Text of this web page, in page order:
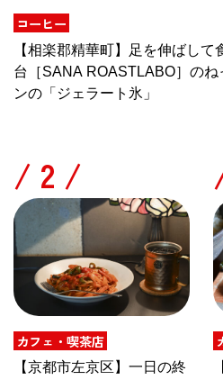
コーヒー
【相楽郡精華町】足を伸ばし
台［SANA ROASTLABO］のね
ンの「ジェラート氷」
/
カフェ・喫茶店
【京都市左京区】一日の終